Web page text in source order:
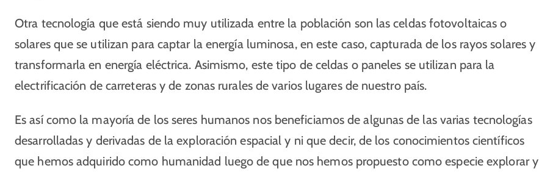
Otra tecnología que está siendo muy utilizada entre la población son las celdas fotovoltaicas o
solares que se utilizan para captar la energía luminosa, en este caso, capturada de los rayos solares y
transformarla en energía eléctrica. Asimismo, este tipo de celdas o paneles se utilizan para la
electrificación de carreteras y de zonas rurales de varios lugares de nuestro país.
Es así como la mayoría de los seres humanos nos beneficiamos de algunas de las varias tecnologías
desarrolladas y derivadas de la exploración espacial y ni que decir, de los conocimientos científicos
que hemos adquirido como humanidad luego de que nos hemos propuesto como especie explorar y